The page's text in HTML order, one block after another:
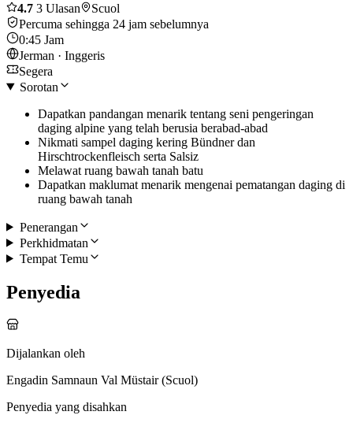
4.7 3 Ulasan
Scuol
Percuma sehingga 24 jam sebelumnya
0:45 Jam
Jerman · Inggeris
Segera
Sorotan
Dapatkan pandangan menarik tentang seni pengeringan
daging alpine yang telah berusia berabad-abad
Nikmati sampel daging kering Bündner dan
Hirschtrockenfleisch serta Salsiz
Melawat ruang bawah tanah batu
Dapatkan maklumat menarik mengenai pematangan daging di
ruang bawah tanah
Penerangan
Perkhidmatan
Tempat Temu
Penyedia
Dijalankan oleh
Engadin Samnaun Val Müstair (Scuol)
Penyedia yang disahkan